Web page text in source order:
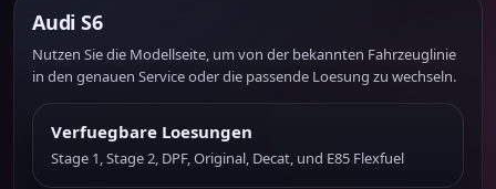
Audi S6
Nutzen Sie die Modellseite, um von der bekannten Fahrzeuglinie
in den genauen Service oder die passende Loesung zu wechseln.
Verfuegbare Loesungen
Stage 1, Stage 2, DPF, Original, Decat, und E85 Flexfuel